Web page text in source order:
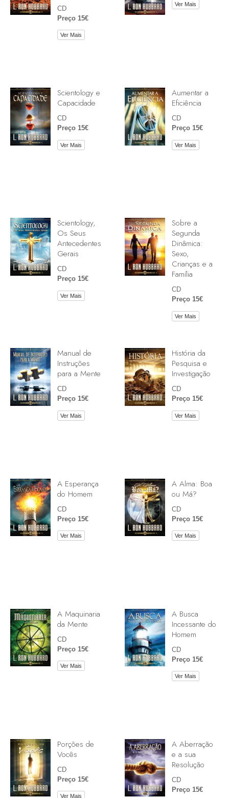
CD
Preço 15€
Ver Mais
Ver Mais
Scientology e
Capacidade
CD
Preço 15€
Ver Mais
Aumentar a
Eficiência
CD
Preço 15€
Ver Mais
Scientology,
Os Seus
Antecedentes
Gerais
CD
Preço 15€
Ver Mais
Sobre a
Segunda
Dinâmica:
Sexo,
Crianças e a
Família
CD
Preço 15€
Ver Mais
Manual de
Instruções
para a Mente
CD
Preço 15€
Ver Mais
História da
Pesquisa e
Investigação
CD
Preço 15€
Ver Mais
A Esperança
do Homem
CD
Preço 15€
Ver Mais
A Alma: Boa
ou Má?
CD
Preço 15€
Ver Mais
A Maquinaria
da Mente
CD
Preço 15€
Ver Mais
A Busca
Incessante do
Homem
CD
Preço 15€
Ver Mais
Porções de
Vocês
CD
Preço 15€
Ver Mais
A Aberração
e a sua
Resolução
CD
Preço 15€